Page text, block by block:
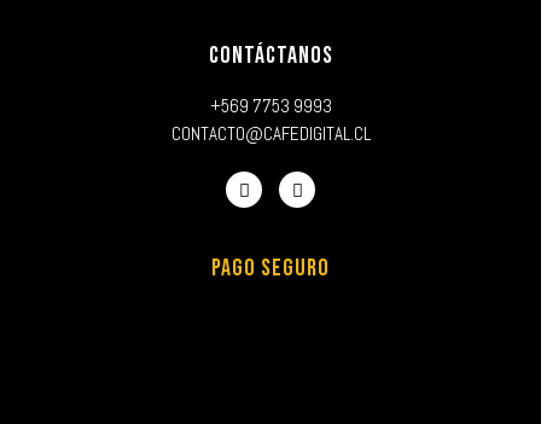
CONTÁCTANOS
+569 7753 9993
CONTACTO@CAFEDIGITAL.CL
PAGO SEGURO